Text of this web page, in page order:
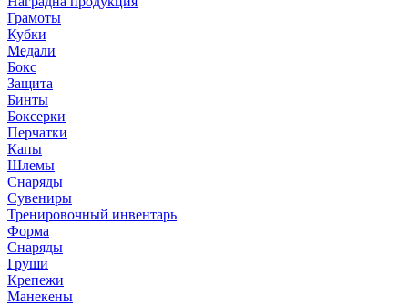
Грамоты
Кубки
Медали
Бокс
Защита
Бинты
Боксерки
Перчатки
Капы
Шлемы
Снаряды
Сувениры
Тренировочный инвентарь
Форма
Снаряды
Груши
Крепежи
Манекены